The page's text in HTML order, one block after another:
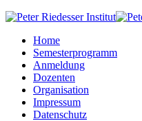
Home
Semesterprogramm
Anmeldung
Dozenten
Organisation
Impressum
Datenschutz